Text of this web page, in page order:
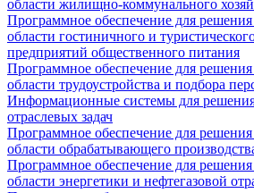
области жилищно-коммунального
Программное обеспечение для решения
области гостиничного и
предприятий общественного питания
Программное обеспечение для решения
области трудоустройства и подбора
Информационные системы для
отраслевых задач
Программное обеспечение для решения
области обрабатывающего
Программное обеспечение для решения
области энергетики и нефтегазовой